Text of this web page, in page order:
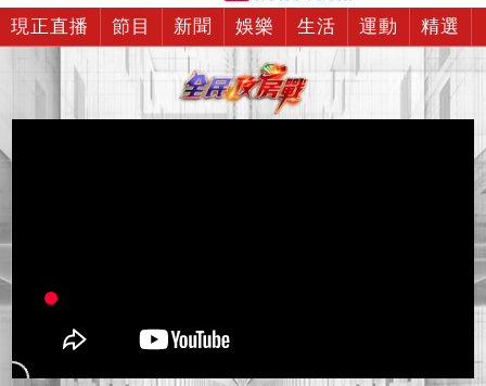
現正直播 節目 新聞 娛樂 生活 運動 精選